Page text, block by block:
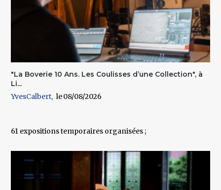
"La Boverie 10 Ans. Les Coulisses d’une Collection", à
Li...
YvesCalbert
08/08/2026
61 expositions temporaires organisées ;